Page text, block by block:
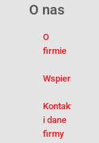
O nas
O
firmie
Wspieramy
Kontakt
i dane
firmy